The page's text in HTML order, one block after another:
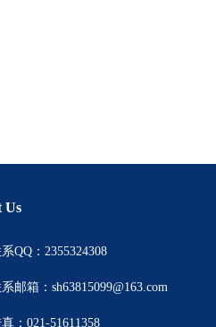
Us
QQ：2355324308
邮箱：sh63815099@163.com
：021-51611358